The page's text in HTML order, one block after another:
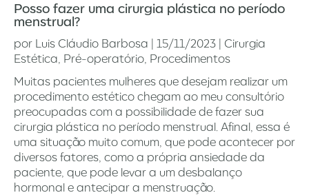
Posso fazer uma cirurgia plástica no período
menstrual?
por Luis Cláudio Barbosa | 15/11/2023 | Cirurgia
Estética Pré-operatório Procedimentos
Muitas pacientes mulheres que desejam realizar um
procedimento estético chegam ao meu consultório
preocupadas com a possibilidade de fazer sua
cirurgia plástica no período menstrual. Afinal, essa é
uma situação muito comum, que pode acontecer por
diversos fatores, como a própria ansiedade da
paciente, que pode levar a um desbalanço
hormonal e antecipar a menstruação.